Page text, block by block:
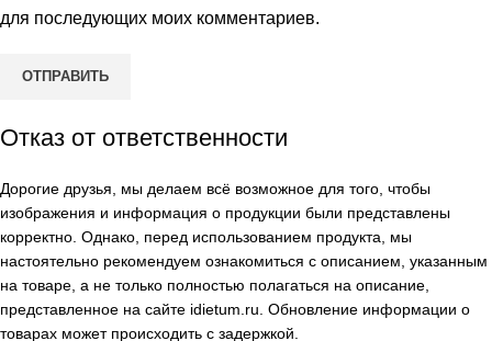
для последующих моих комментариев.
Отказ от ответственности
Дорогие друзья, мы делаем всё возможное для того, чтобы
изображения и информация о продукции были представлены
корректно. Однако, перед использованием продукта, мы
настоятельно рекомендуем ознакомиться с описанием, указанным
на товаре, а не только полностью полагаться на описание,
представленное на сайте idietum.ru . Обновление информации о
товарах может происходить с задержкой.